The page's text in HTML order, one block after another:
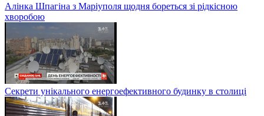
Алінка Шпагіна з Маріуполя щодня бореться зі рідкісною
хворобою
Секрети унікального енергоефективного будинку в столиці